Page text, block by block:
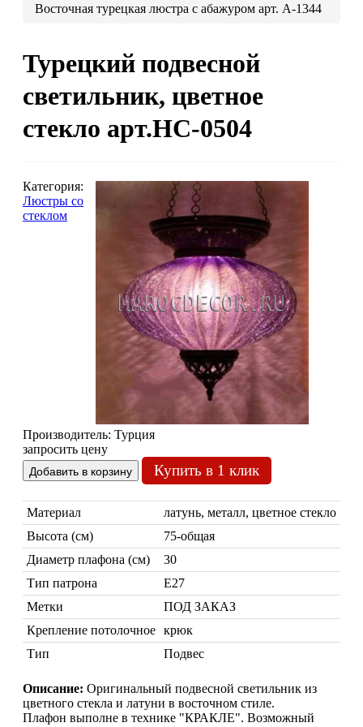
Люстры из мозаики
Люстры со стеклом
Марокканские
Марокканские светильники
Бра из мозаики
Бра со стеклом
Настольные лампы
Марокканские
Мозаичные лампы
Лампы со стеклом
Торшеры
Марокканские
Торшеры Марокко
Восточная турецкая люстра с абажуром арт. A-1344
Турецкий подвесной
светильник, цветное
стекло арт.НC-0504
Категория:
Люстры со
стеклом
Производитель: Турция
запросить цену
Купить в 1 клик
Материал
латунь, металл, цветное стекло
Высота (см)
75-общая
Диаметр плафона (см)
30
Тип патрона
Е27
Метки
ПОД ЗАКАЗ
Крепление потолочное крюк
Тип
Подвес
Описание: Оригинальный подвесной светильник из
цветного стекла и латуни в восточном стиле.
Плафон выполне в технике "КРАКЛЕ". Возможный